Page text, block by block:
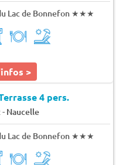
Lac de Bonnefon ★★★
>
4 pers.
- Naucelle
Lac de Bonnefon ★★★